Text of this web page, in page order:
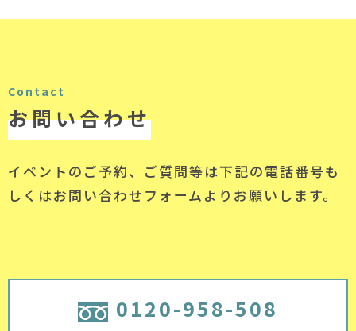
Contact
お問い合わせ
イベントのご予約、ご質問等は下記の電話番号も
しくはお問い合わせフォームよりお願いします。
0120-958-508